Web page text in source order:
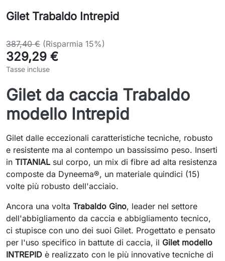
Gilet Trabaldo Intrepid
387,40 € (Risparmia 15%)
329,29 €
Tasse incluse
Gilet da caccia Trabaldo
modello Intrepid
Gilet dalle eccezionali caratteristiche tecniche, robusto
e resistente ma al contempo un bassissimo peso. Inserti
in TITANIAL sul corpo, un mix di fibre ad alta resistenza
composte da Dyneema®, un materiale quindici (15)
volte più robusto dell'acciaio.
Ancora una volta Trabaldo Gino, leader nel settore
dell'abbigliamento da caccia e abbigliamento tecnico,
ci stupisce con uno dei suoi Gilet. Progettato e pensato
per l'uso specifico in battute di caccia, il Gilet modello
INTREPID è realizzato con le più innovative tecniche di